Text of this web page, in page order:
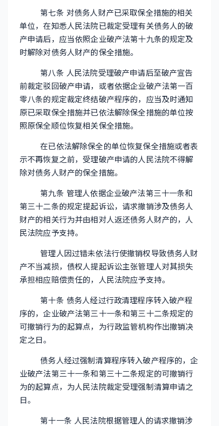
第七条 对债务人财产已采取保全措施的相关
单位，在知悉人民法院已裁定受理有关债务人的破
产申请后，应当依照企业破产法第十九条的规定及
时解除对债务人财产的保全措施。
第八条 人民法院受理破产申请后至破产宣告
前裁定驳回破产申请，或者依据企业破产法第一百
零八条的规定裁定终结破产程序的，应当及时通知
原已采取保全措施并已依法解除保全措施的单位按
照原保全顺位恢复相关保全措施。
在已依法解除保全的单位恢复保全措施或者表
示不再恢复之前，受理破产申请的人民法院不得解
除对债务人财产的保全措施。
第九条 管理人依据企业破产法第三十一条和
第三十二条的规定提起诉讼，请求撤销涉及债务人
财产的相关行为并由相对人返还债务人财产的，人
民法院应予支持。
管理人因过错未依法行使撤销权导致债务人财
产不当减损，债权人提起诉讼主张管理人对其损失
承担相应赔偿责任的，人民法院应予支持。
第十条 债务人经过行政清理程序转入破产程
序的，企业破产法第三十一条和第三十二条规定的
可撤销行为的起算点，为行政监管机构作出撤销决
定之日。
债务人经过强制清算程序转入破产程序的，企
业破产法第三十一条和第三十二条规定的可撤销行
为的起算点，为人民法院裁定受理强制清算申请之
日。
第十一条 人民法院根据管理人的请求撤销涉